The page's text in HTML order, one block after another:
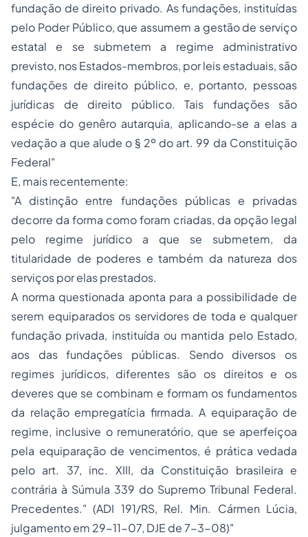
fundação de direito privado. As fundações, instituídas
pelo Poder Público, que assumem a gestão de serviço
estatal e se submetem a regime administrativo
previsto, nos Estados-membros, por leis estaduais, são
fundações de direito público, e, portanto, pessoas
jurídicas de direito público. Tais fundações são
espécie do genêro autarquia, aplicando-se a elas a
vedação a que alude o § 2º do art. 99 da Constituição
Federal"
E, mais recentemente:
"A distinção entre fundações públicas e privadas
decorre da forma como foram criadas, da opção legal
pelo regime jurídico a que se submetem, da
titularidade de poderes e também da natureza dos
serviços por elas prestados.
A norma questionada aponta para a possibilidade de
serem equiparados os servidores de toda e qualquer
fundação privada, instituída ou mantida pelo Estado,
aos das fundações públicas. Sendo diversos os
regimes jurídicos, diferentes são os direitos e os
deveres que se combinam e formam os fundamentos
da relação empregatícia firmada. A equiparação de
regime, inclusive o remuneratório, que se aperfeiçoa
pela equiparação de vencimentos, é prática vedada
pelo art. 37, inc. XIII, da Constituição brasileira e
contrária à Súmula 339 do Supremo Tribunal Federal.
Precedentes." (ADI 191/RS, Rel. Min. Cármen Lúcia,
julgamento em 29-11-07, DJE de 7-3-08)"